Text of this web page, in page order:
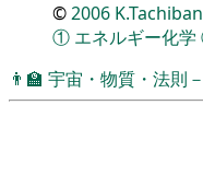
©2006
① エネルギー化学
👨‍🏫 宇宙・物質・法則